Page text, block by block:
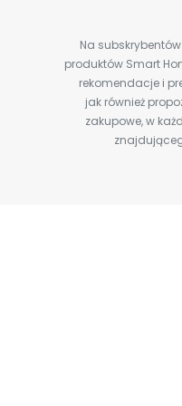
Na
produktów Smart
rekomendacje i
jak również
zakupowe, w